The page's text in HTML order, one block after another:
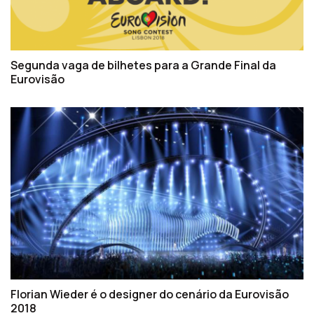
Segunda vaga de bilhetes para a Grande Final da
Eurovisão
Florian Wieder é o designer do cenário da Eurovisão
2018